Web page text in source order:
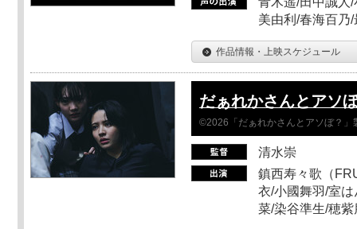
美由利/春海百乃
作品情報・上映スケジュール
だぁれかさんとアソ
©2026「だぁれかさんとアソぼ？」
清水崇
鎮西寿々歌（
衣/小國舞羽/室
菜/染谷準生/穂